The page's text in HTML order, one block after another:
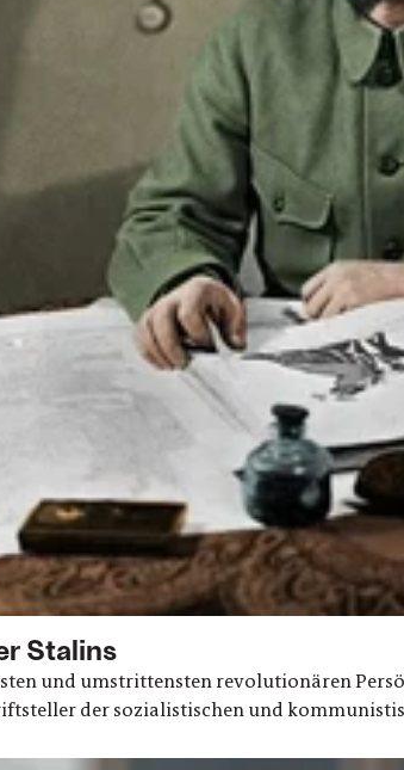
Stalins
und umstrittensten revolutionären
der sozialistischen und